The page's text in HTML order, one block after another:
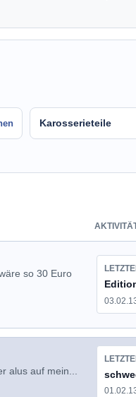
Karosserieteile
so 30 Euro
alus auf mein...